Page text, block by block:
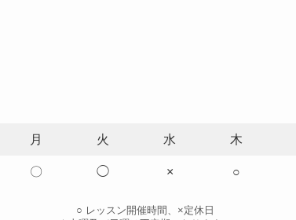
月 火 水 木
〇 ◯ × ○
○ レッスン開催時間、×定休日